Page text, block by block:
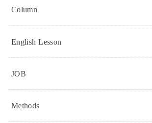
Column
English Lesson
JOB
Methods